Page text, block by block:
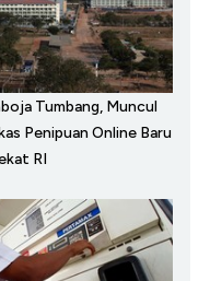
Tumbang, Muncul
Penipuan Online Baru
RI